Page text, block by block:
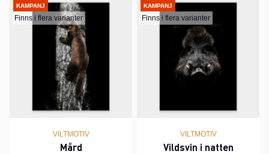
KAMPANJ
Finns i flera varianter
VILTMOTIV
Mård
KAMPANJ
Finns i flera varianter
VILTMOTIV
Vildsvin i natten